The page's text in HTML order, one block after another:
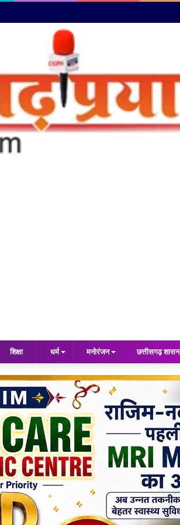
शिक्षा धर्म मनोरंजन छत्तीसगढ़ शासन